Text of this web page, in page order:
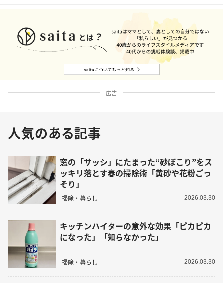
広告
人気のある記事
窓の「サッシ」にたまった“砂ぼこり”をス
ッキリ落とす春の掃除術「黄砂や花粉ごっ
そり」
掃除・暮らし 2026.03.30
キッチンハイターの意外な効果「ピカピカ
になった」「知らなかった」
掃除・暮らし 2026.03.30